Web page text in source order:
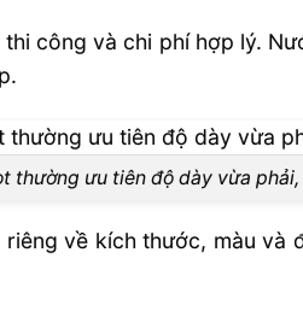
công và chi phí hợp lý.
thường ưu tiên độ dày vừa
về kích thước, màu